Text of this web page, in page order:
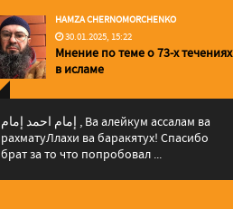
HAMZA CHERNOMORCHENKO
30.01.2025, 15:22
Мнение по теме о 73-х течениях
в исламе
إمام احمد إمام , Ва алейкум ассалам ва
рахматуЛлахи ва баракятух! Спасибо
брат за то что попробовал ...